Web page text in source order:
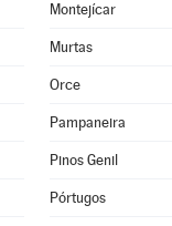
Montejícar
Murtas
Orce
Pampaneira
Pinos Genil
Pórtugos